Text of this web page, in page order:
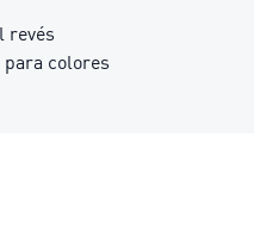
revés
colores